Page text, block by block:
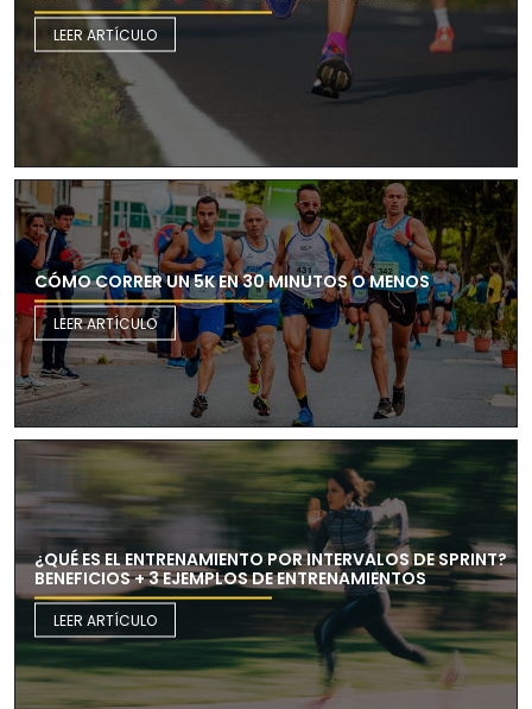
LEER ARTÍCULO
CÓMO CORRER UN 5K EN 30 MINUTOS O MENOS
LEER ARTÍCULO
¿QUÉ ES EL ENTRENAMIENTO POR INTERVALOS DE SPRINT?
BENEFICIOS + 3 EJEMPLOS DE ENTRENAMIENTOS
LEER ARTÍCULO